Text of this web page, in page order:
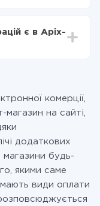
які за фактом
в іншу через
є в Apix-
комерції,
на сайті,
додаткових
будь-
якими саме
види оплати